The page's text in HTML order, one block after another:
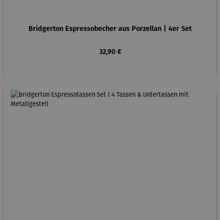
Bridgerton Espressobecher aus Porzellan | 4er Set
Regulärer Preis:
32,90 €